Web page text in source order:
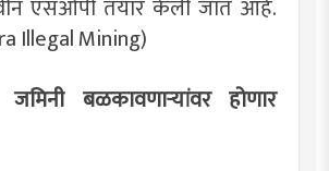
एसओपी तयार केली जात आहे.
Illegal Mining)
जमिनी बळकावणाऱ्यांवर होणार